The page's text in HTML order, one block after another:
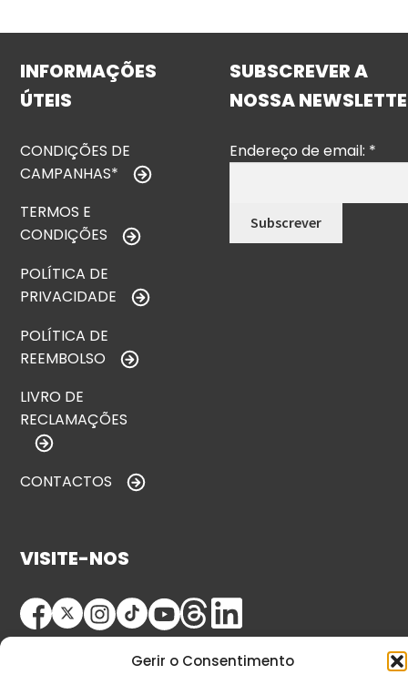
Gerir o Consentimento
INFORMAÇÕES
ÚTEIS
CONDIÇÕES DE
CAMPANHAS*
TERMOS E
CONDIÇÕES
POLÍTICA DE
PRIVACIDADE
POLÍTICA DE
REEMBOLSO
LIVRO DE
RECLAMAÇÕES
CONTACTOS
SUBSCREVER A
NOSSA
Endereço de email: *
VISITE-NOS